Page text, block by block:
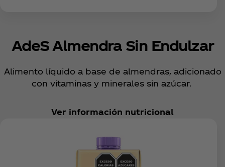
AdeS Almendra Sin Endulzar
Alimento líquido a base de almendras, adicionado
con vitaminas y minerales sin azúcar.
Ver información nutricional